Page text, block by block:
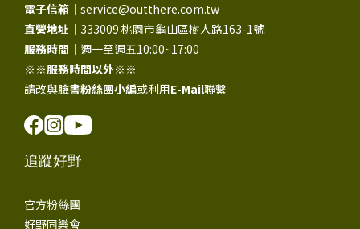
電子信箱｜ service@outthere.com.tw
直營地址｜ 333009 桃園市龜山區樹人路163-1號
服務時間｜ 週一至週五10:00~17:00
※※服務時間以外※※
請改與臉書粉絲團小編或利用E-Mail聯繫
追蹤好野
官方粉絲團
好野同樂會